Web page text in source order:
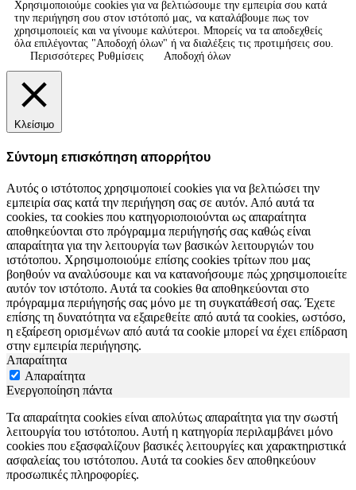
Χρησιμοποιούμε cookies για να βελτιώσουμε την εμπειρία σου κατά
την περιήγηση σου στον ιστότοπό μας, να καταλάβουμε πως τον
χρησιμοποιείς και να γίνουμε καλύτεροι. Μπορείς να τα αποδεχθείς
όλα επιλέγοντας "Αποδοχή όλων" ή να διαλέξεις τις προτιμήσεις σου.
Περισσότερες Ρυθμίσεις
Αποδοχή όλων
Κλείσιμο
Σύντομη επισκόπηση απορρήτου
Αυτός ο ιστότοπος χρησιμοποιεί cookies για να βελτιώσει την
εμπειρία σας κατά την περιήγηση σας σε αυτόν. Από αυτά τα
cookies, τα cookies που κατηγοριοποιούνται ως απαραίτητα
αποθηκεύονται στο πρόγραμμα περιήγησής σας καθώς είναι
απαραίτητα για την λειτουργία των βασικών λειτουργιών του
ιστότοπου. Χρησιμοποιούμε επίσης cookies τρίτων που μας
βοηθούν να αναλύσουμε και να κατανοήσουμε πώς χρησιμοποιείτε
αυτόν τον ιστότοπο. Αυτά τα cookies θα αποθηκεύονται στο
πρόγραμμα περιήγησής σας μόνο με τη συγκατάθεσή σας. Έχετε
επίσης τη δυνατότητα να εξαιρεθείτε από αυτά τα cookies, ωστόσο,
η εξαίρεση ορισμένων από αυτά τα cookie μπορεί να έχει επίδραση
στην εμπειρία περιήγησης.
Απαραίτητα
Απαραίτητα
Ενεργοποίηση πάντα
Τα απαραίτητα cookies είναι απολύτως απαραίτητα για την σωστή
λειτουργία του ιστότοπου. Αυτή η κατηγορία περιλαμβάνει μόνο
cookies που εξασφαλίζουν βασικές λειτουργίες και χαρακτηριστικά
ασφαλείας του ιστότοπου. Αυτά τα cookies δεν αποθηκεύουν
προσωπικές πληροφορίες.